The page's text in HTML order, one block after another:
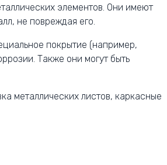
элементов. Они имеют
не повреждая его.
покрытие (например,
Также они могут быть
металлических листов, каркасные